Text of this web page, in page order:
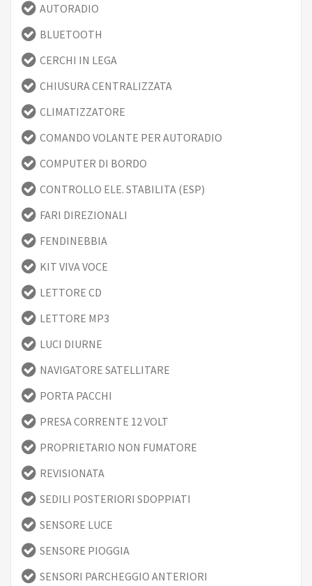
AUTORADIO
BLUETOOTH
CERCHI IN LEGA
CHIUSURA CENTRALIZZATA
CLIMATIZZATORE
COMANDO VOLANTE PER AUTORADIO
COMPUTER DI BORDO
CONTROLLO ELE. STABILITA (ESP)
FARI DIREZIONALI
FENDINEBBIA
KIT VIVA VOCE
LETTORE CD
LETTORE MP3
LUCI DIURNE
NAVIGATORE SATELLITARE
PORTA PACCHI
PRESA CORRENTE 12 VOLT
PROPRIETARIO NON FUMATORE
REVISIONATA
SEDILI POSTERIORI SDOPPIATI
SENSORE LUCE
SENSORE PIOGGIA
SENSORI PARCHEGGIO ANTERIORI